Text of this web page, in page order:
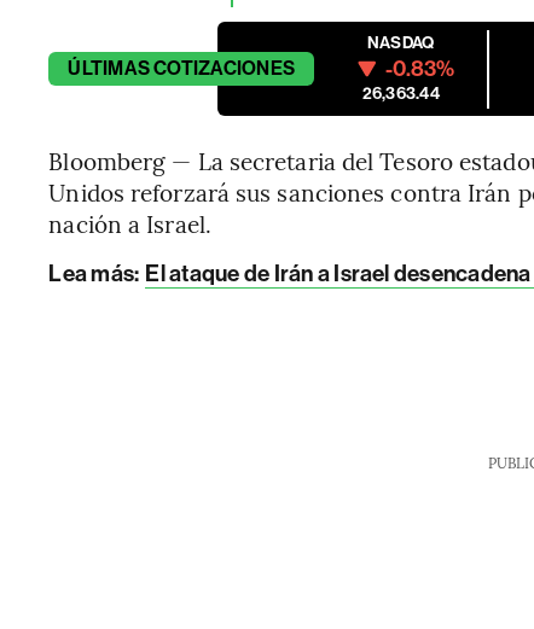
ÚLTIMASCOTIZACIONES
NASDAQ
-0.83%
26,363.44
Bloomberg — La secretaria del Tesoro
Unidos reforzará sus sanciones contra Irán
nación a Israel.
Lea más: El ataque de Irán a Israel